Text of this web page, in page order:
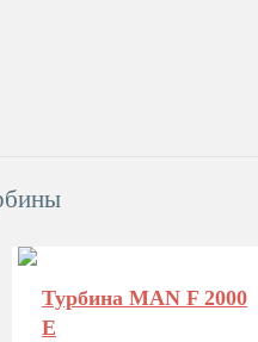
Турбина MAN F 2000
E